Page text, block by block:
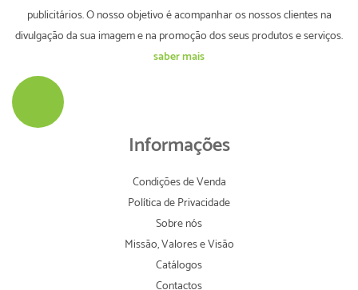
publicitários. O nosso objetivo é acompanhar os nossos clientes na
divulgação da sua imagem e na promoção dos seus produtos e serviços.
saber mais
Informações
Condições de Venda
Política de Privacidade
Sobre nós
Missão, Valores e Visão
Catálogos
Contactos